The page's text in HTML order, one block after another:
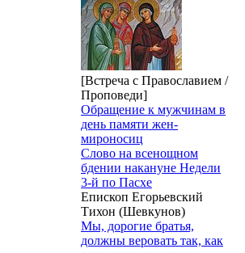
[Встреча с Православием /
Проповеди]
Обращение к мужчинам в
день памяти жен-
мироносиц
Слово на всенощном
бдении накануне Недели
3-й по Пасхе
Епископ Егорьевский
Тихон (Шевкунов)
Мы, дорогие братья,
должны веровать так, как